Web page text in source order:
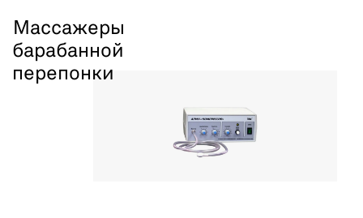
Массажеры
барабанной
перепонки